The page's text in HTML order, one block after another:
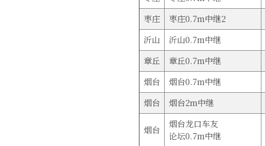
枣庄
枣庄0.7m中继2
沂山
沂山0.7m中继
章丘
章丘0.7m中继
烟台
烟台0.7m中继
烟台
烟台2m中继
烟台
烟台龙口车友
论坛0.7m中继